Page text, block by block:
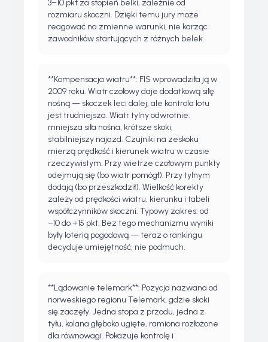
3–10 pkt za stopień belki, zależnie od
rozmiaru skoczni. Dzięki temu jury może
reagować na zmienne warunki, nie karząc
zawodników startujących z różnych belek.
**Kompensacja wiatru**: FIS wprowadziła ją w
2009 roku. Wiatr czołowy daje dodatkową siłę
nośną — skoczek leci dalej, ale kontrola lotu
jest trudniejsza. Wiatr tylny odwrotnie:
mniejsza siła nośna, krótsze skoki,
stabilniejszy najazd. Czujniki na zeskoku
mierzą prędkość i kierunek wiatru w czasie
rzeczywistym. Przy wietrze czołowym punkty
odejmują się (bo wiatr pomógł). Przy tylnym
dodają (bo przeszkodził). Wielkość korekty
zależy od prędkości wiatru, kierunku i tabeli
współczynników skoczni. Typowy zakres: od
−10 do +15 pkt. Bez tego mechanizmu wyniki
były loterią pogodową — teraz o rankingu
decyduje umiejętność, nie podmuch.
**Lądowanie telemark**: Pozycja nazwana od
norweskiego regionu Telemark, gdzie skoki
się zaczęły. Jedna stopa z przodu, jedna z
tyłu, kolana głęboko ugięte, ramiona rozłożone
dla równowagi. Pokazuje kontrolę i